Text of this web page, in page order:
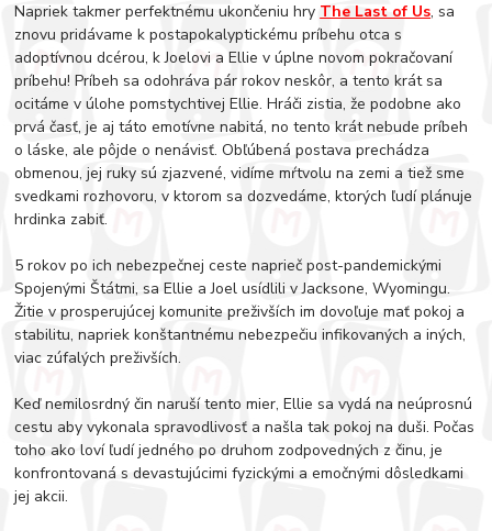
Napriek takmer perfektnému ukončeniu hry The Last of Us, sa
znovu pridávame k postapokalyptickému príbehu otca s
adoptívnou dcérou, k Joelovi a Ellie v úplne novom pokračovaní
príbehu! Príbeh sa odohráva pár rokov neskôr, a tento krát sa
ocitáme v úlohe pomstychtivej Ellie. Hráči zistia, že podobne ako
prvá časť, je aj táto emotívne nabitá, no tento krát nebude príbeh
o láske, ale pôjde o nenávisť. Obľúbená postava prechádza
obmenou, jej ruky sú zjazvené, vidíme mŕtvolu na zemi a tiež sme
svedkami rozhovoru, v ktorom sa dozvedáme, ktorých ľudí plánuje
hrdinka zabiť.
5 rokov po ich nebezpečnej ceste naprieč post-pandemickými
Spojenými Štátmi, sa Ellie a Joel usídlili v Jacksone, Wyomingu.
Žitie v prosperujúcej komunite preživších im dovoľuje mať pokoj a
stabilitu, napriek konštantnému nebezpečiu infikovaných a iných,
viac zúfalých preživších.
Keď nemilosrdný čin naruší tento mier, Ellie sa vydá na neúprosnú
cestu aby vykonala spravodlivosť a našla tak pokoj na duši. Počas
toho ako loví ľudí jedného po druhom zodpovedných z činu, je
konfrontovaná s devastujúcimi fyzickými a emočnými dôsledkami
jej akcii.